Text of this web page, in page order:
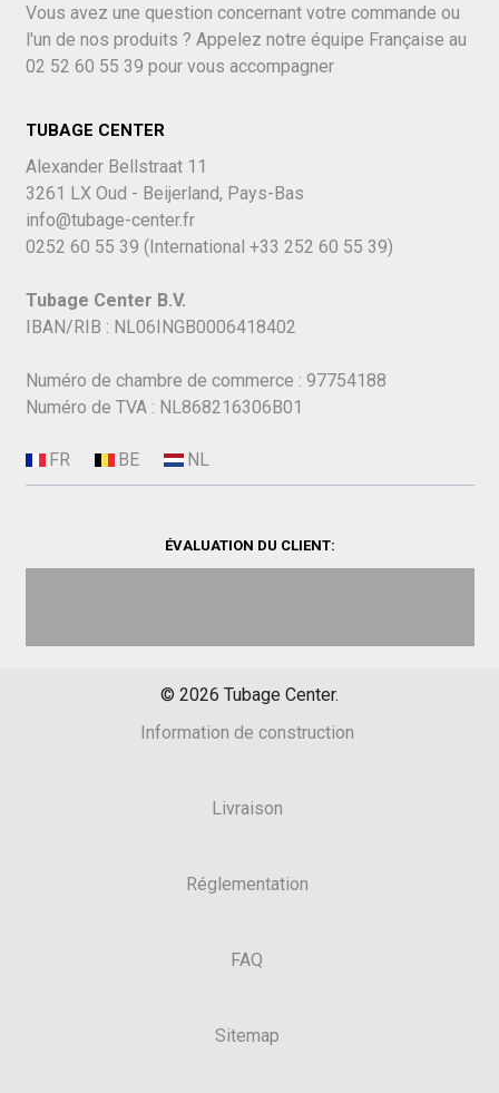
Vous avez une question concernant votre commande ou
l'un de nos produits ? Appelez notre équipe Française au
02 52 60 55 39 pour vous accompagner
TUBAGE CENTER
Alexander Bellstraat 11
3261 LX Oud - Beijerland, Pays-Bas
info@tubage-center.fr
0252 60 55 39 (International +33 252 60 55 39)
Tubage Center B.V.
IBAN/RIB : NL06INGB0006418402
Numéro de chambre de commerce : 97754188
Numéro de TVA : NL868216306B01
ÉVALUATION DU CLIENT:
© 2026 Tubage Center.
Information de construction
Livraison
Réglementation
FAQ
Sitemap